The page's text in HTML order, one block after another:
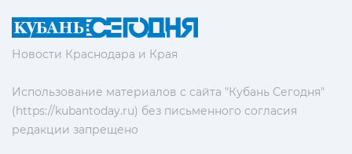
Новости Краснодара и Края
Использование материалов с сайта "Кубань Сегодня"
(https://kubantoday.ru) без письменного согласия
редакции запрещено